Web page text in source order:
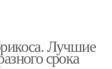
Лучшие
срока